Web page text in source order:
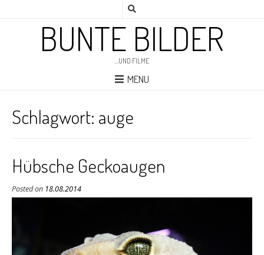
BUNTE BILDER
…UND FILME
MENU
Schlagwort: auge
Hübsche Geckoaugen
Posted on 18.08.2014